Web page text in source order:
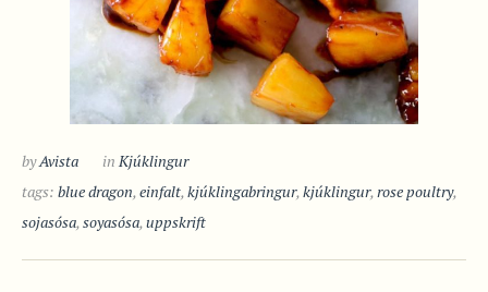
byAvista in Kjúklingur
tags: blue dragon, einfalt, kjúklingabringur, kjúklingur, rose poultry,
sojasósa, soyasósa, uppskrift